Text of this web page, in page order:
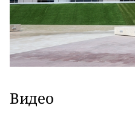
Видео